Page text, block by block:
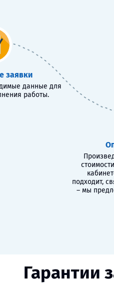
заявки
данные для
работы.
подходит,
– мы
Гарантии